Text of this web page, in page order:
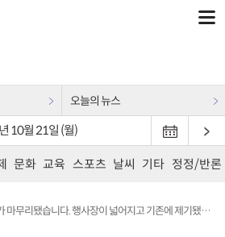
오늘의 뉴스
10월 21일 (월)
문화 교육 스포츠 날씨 기타 정정/반론
진주의 가을을 밝혔던 10월 축제가 마무리됐습니다. 행사장이 넓어지고 기존에 제기됐던 바가지요금 문제 등 일부 해소되는 성과도 있었지만, 이용 편의성과 지역 경제 활성화 측면에서는 과제도 남겼습니다. 국내 재선충병 발생이 최근 급증하고 있지만 관련 국비 예산은 오히려 줄고 있습니다. 서부경남도 진주와 사천, 하동을 중심으로 감염목이 늘고 있는 실정인데 ...